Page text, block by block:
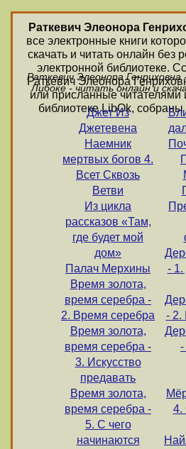
Раткевич Элеонора
все электронные книги
скачать и читать онлайн без
электронной библиотеке.
Раткевич Элеонора
или присланные
библиотеке LibOk, собраны
Раткевич Элеонора
Либоке - читать онлайн и
Джет Из
Джетевена
Наемник
мертвых богов 4.
Всет Сквозь
Ветви
Из цикла
рассказов «Там,
где будет мой
дом»
Палач Мерхины
Время золота,
время серебра -
2. Время серебра
Время золота,
время серебра -
3. Искусство
предавать
Время золота,
время серебра -
5. С чего
начинаются
-
- 2.
-
4.